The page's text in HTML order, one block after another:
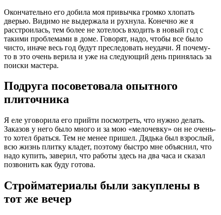
Окончательно его добила моя привычка громко хлопать
дверью. Видимо не выдержала и рухнула. Конечно же я
расстроилась, тем более не хотелось входить в новый год с
такими проблемами в доме. Говорят, надо, чтобы все было
чисто, иначе весь год будут преследовать неудачи. Я почему-
то в это очень верила и уже на следующий день принялась за
поиски мастера.
Подруга посоветовала опытного
плиточника
Я еле уговорила его прийти посмотреть, что нужно делать.
Заказов у него было много и за мою «мелочевку» он не очень-
то хотел браться. Тем не менее пришел. Дядька был взрослый,
всю жизнь плитку кладет, поэтому быстро мне объяснил, что
надо купить, заверил, что работы здесь на два часа и сказал
позвонить как буду готова.
Стройматериалы были закуплены в
тот же вечер